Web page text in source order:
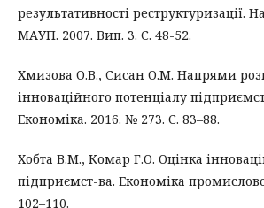
результативності реструктуризації.
МАУП. 2007. Вип. 3. С. 48-52.
Хмизова О.В., Cисан О.М. Напрями
інноваційного потенціалу
Економіка. 2016. № 273. С. 83–88.
Хобта В.М., Комар Г.О. Оцінка
підприємст-ва. Економіка
102–110.